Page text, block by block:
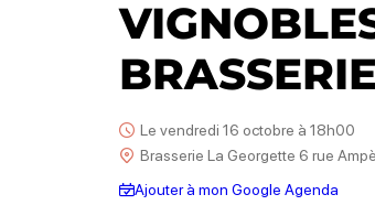
Le vendredi 16 octobre à 18h00
Brasserie La Georgette 6 rue
Ajouter à mon Google Agenda